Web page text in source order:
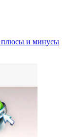
плюсы и минусы